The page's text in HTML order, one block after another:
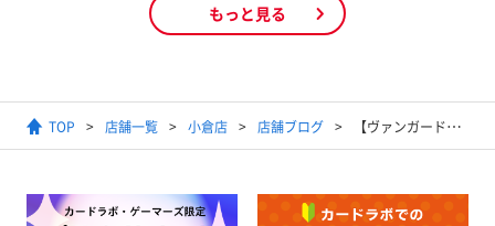
もっと見る
TOP 店舗一覧 小倉店 店舗ブログ 【ヴァンガード】シングルカード入荷！！売り切れていたカードなどたっぷり補充！！